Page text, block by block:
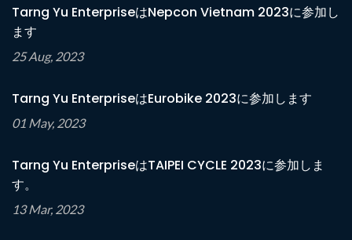
Tarng Yu EnterpriseはNepcon Vietnam 2023に参加し
ます
25 Aug, 2023
Tarng Yu EnterpriseはEurobike 2023に参加します
01 May, 2023
Tarng Yu EnterpriseはTAIPEI CYCLE 2023に参加しま
す。
13 Mar, 2023